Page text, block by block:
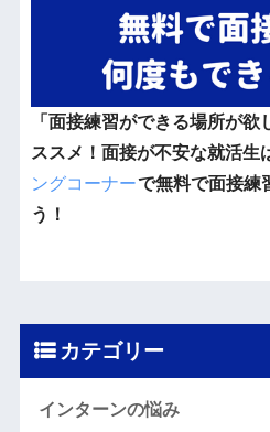
「面接練習ができる場所が
ススメ！面接が不安な就活生
ングコーナーで無料で面接練
う！
カテゴリー
インターンの悩み